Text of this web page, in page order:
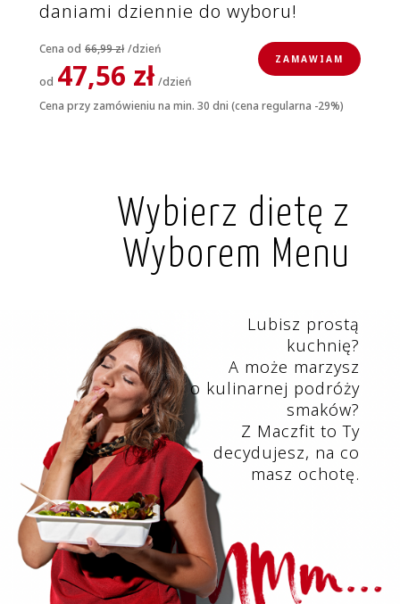
daniami dziennie do wyboru!
Cena od 66,99 zł /dzień
od 47,56 zł /dzień
Cena przy zamówieniu na min. 30 dni (cena regularna -29%)
ZAMAWIAM
Wybierz dietę z
Wyborem Menu
Lubisz prostą
kuchnię?
A może marzysz
o kulinarnej podróży
smaków?
Z Maczfit to Ty
decydujesz, na co
masz ochotę.